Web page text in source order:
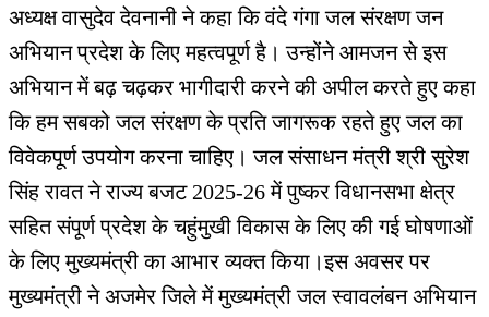
अध्यक्ष वासुदेव देवनानी ने कहा कि वंदे गंगा जल संरक्षण जन
अभियान प्रदेश के लिए महत्वपूर्ण है। उन्होंने आमजन से इस
अभियान में बढ़ चढ़कर भागीदारी करने की अपील करते हुए कहा
कि हम सबको जल संरक्षण के प्रति जागरूक रहते हुए जल का
विवेकपूर्ण उपयोग करना चाहिए। जल संसाधन मंत्री श्री सुरेश
सिंह रावत ने राज्य बजट 2025-26 में पुष्कर विधानसभा क्षेत्र
सहित संपूर्ण प्रदेश के चहुंमुखी विकास के लिए की गई घोषणाओं
के लिए मुख्यमंत्री का आभार व्यक्त किया।इस अवसर पर
मुख्यमंत्री ने अजमेर जिले में मुख्यमंत्री जल स्वावलंबन अभियान